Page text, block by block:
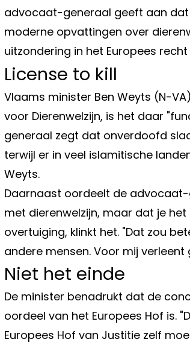
advocaat-generaal geeft aan dat
moderne opvattingen over
uitzondering in het Europees
License to kill
Vlaams minister Ben Weyts (N-
voor Dierenwelzijn, is het daar
generaal zegt dat onverdoofd
terwijl er in veel islamitische
Weyts.
Daarnaast oordeelt de
met dierenwelzijn, maar dat je
overtuiging, klinkt het. "Dat zou
andere mensen. Voor mij
Niet het einde
De minister benadrukt dat de
oordeel van het Europees Hof is.
Europees Hof van Justitie zelf